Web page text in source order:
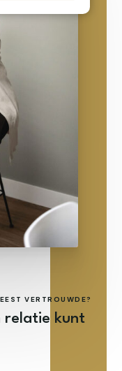
VERTROUWDE?
relatie kunt